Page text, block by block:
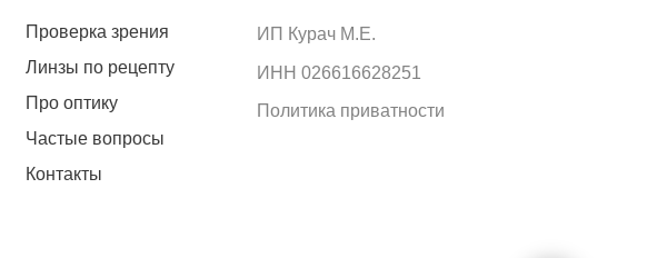
Политика приватности
ИП Курач М.Е.
ИНН 026616628251
Проверка зрения
Про оптику
Частые вопросы
Контакты
Линзы по рецепту